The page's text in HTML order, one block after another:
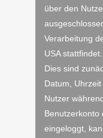
über den
Verarbeitung
USA stattfindet.
Dies sind
Datum,
Nutzer
Benutzerkonto
eingeloggt,